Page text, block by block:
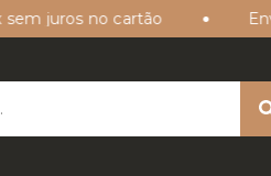
Envio seguro